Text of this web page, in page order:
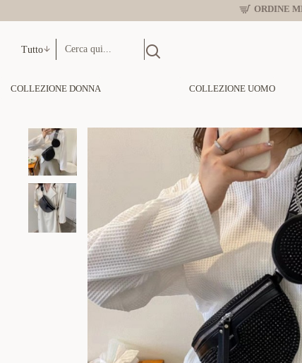
ORDINE
Tutto
COLLEZIONE DONNA COLLEZIONE UOMO